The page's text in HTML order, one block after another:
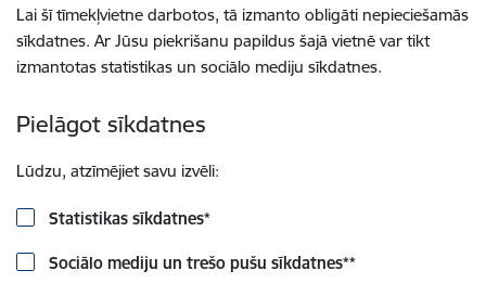
Lai šī tīmekļvietne darbotos, tā izmanto obligāti nepieciešamās
sīkdatnes. Ar Jūsu piekrišanu papildus šajā vietnē var tikt
izmantotas statistikas un sociālo mediju sīkdatnes.
Pielāgot sīkdatnes
Lūdzu, atzīmējiet savu izvēli:
Statistikas sīkdatnes*
Sociālo mediju un trešo pušu sīkdatnes**